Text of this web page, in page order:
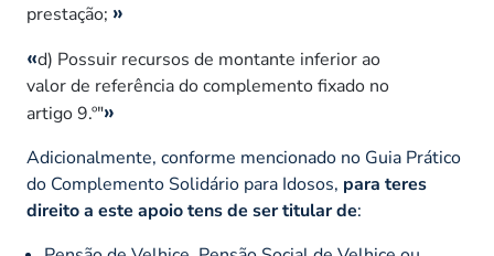
prestação;
d) Possuir recursos de montante inferior ao
valor de referência do complemento fixado no
artigo 9.º"
Adicionalmente, conforme mencionado no Guia Prático
do Complemento Solidário para Idosos, para teres
direito a este apoio tens de ser titular de: